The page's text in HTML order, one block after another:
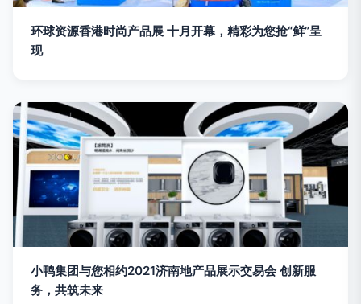
环球资源香港时尚产品展 十月开幕，精彩为您抢“鲜”呈
现
小鸭集团与您相约2021济南地产品展示交易会 创新服
务，共筑未来